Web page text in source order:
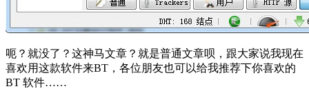
呃？就没了？这神马文章？就是普通文章呗，跟大家说我现在
喜欢用这款软件来BT，各位朋友也可以给我推荐下你喜欢的
BT 软件……